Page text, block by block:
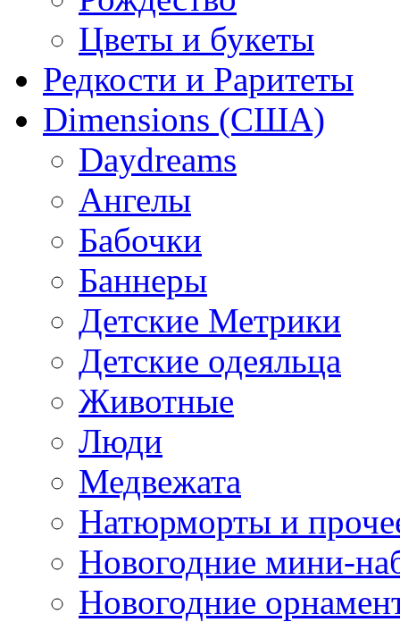
Цветы и букеты
Редкости и Раритеты
Dimensions (США)
Daydreams
Ангелы
Бабочки
Баннеры
Детские Метрики
Детские одеяльца
Животные
Люди
Медвежата
Натюрморты и
Новогодние мини-
Новогодние